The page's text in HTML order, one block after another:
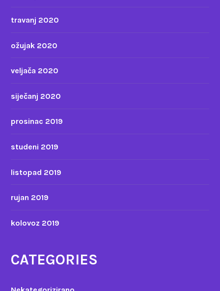
travanj 2020
ožujak 2020
veljača 2020
siječanj 2020
prosinac 2019
studeni 2019
listopad 2019
rujan 2019
kolovoz 2019
CATEGORIES